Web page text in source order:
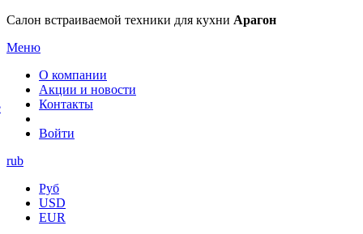
Салон встраиваемой техники для кухни Арагон
Меню
О компании
Акции и новости
Контакты
Войти
rub
Руб
USD
EUR